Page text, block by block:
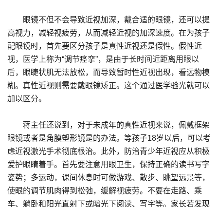
眼镜不但不会导致近视加深，戴合适的眼镜，还可以提
高视力，减轻视疲劳，从而减轻近视的加深速度。在为孩子
配眼镜时，首先要区分孩子是真性近视还是假性。假性近
视，医学上称为“调节痉挛”，是由于长时间近距离用眼以
后，眼睫状肌无法放松，而导致暂时性近视出现，看远物模
糊。真性近视则需要戴眼镜矫正。这个通过医学验光就可以
加以区分。
蒋主任还说到，对于未成年的真性近视来说，佩戴框架
眼镜或者是角膜塑形镜是的办法。等孩子18岁以后，可以考
虑近视激光手术彻底根治。此外，防治青少年近视应从积极
爱护眼睛着手。首先要注意用眼卫生，保持正确的读书写字
姿势；多运动，课间休息时可做游戏、散步、眺望远景等，
使眼的调节肌肉得到松弛，缓解视疲劳。不要在走路、乘
车、躺卧和阳光直射下或暗光下阅读、写字等。家长若发现